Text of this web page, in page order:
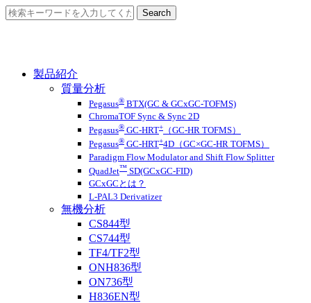
製品紹介
質量分析
Pegasus® BTX(GC & GCxGC-TOFMS)
ChromaTOF Sync & Sync 2D
Pegasus® GC-HRT+
（GC-HR TOFMS）
Pegasus® GC-HRT+4D（GC×GC-HR TOFMS）
Paradigm Flow Modulator and Shift Flow Splitter
QuadJet™ SD(GCxGC-FID)
GCxGCとは？
L-PAL3 Derivatizer
無機分析
CS844型
CS744型
TF4/TF2型
ONH836型
ON736型
H836EN型